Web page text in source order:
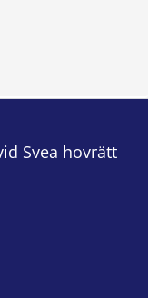
Svea hovrätt